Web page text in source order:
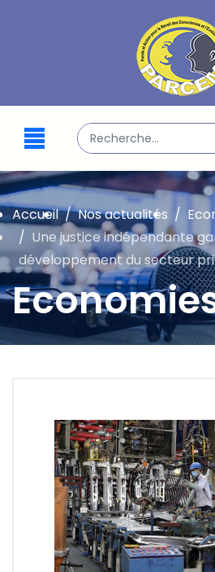
Valider
Accueil Nos actualités
Une justice indépendante
développement du secteur